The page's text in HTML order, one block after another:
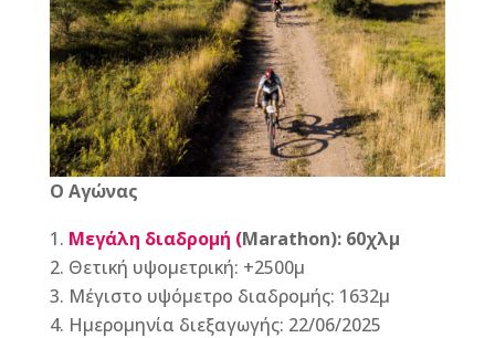
Ο Αγώνας
Μεγάλη διαδρομή (Marathon): 60χλμ
Θετική υψομετρική: +2500μ
Μέγιστο υψόμετρο διαδρομής: 1632μ
Ημερομηνία διεξαγωγής: 22/06/2025